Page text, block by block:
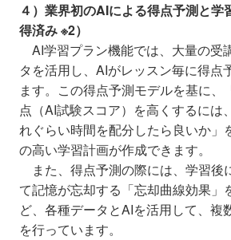
４）業界初のAIによる得点予測と学
得済み ※2）
AI学習プラン機能では、大量の受
タを活用し、AIがレッスン毎に得点
ます。この得点予測モデルを基に、
点（AI試験スコア）を高くするには
れぐらい時間を配分したら良いか」
の高い学習計画が作成できます。
また、得点予測の際には、学習後
て記憶が忘却する「忘却曲線効果」
ど、各種データとAIを活用して、複
を行っています。